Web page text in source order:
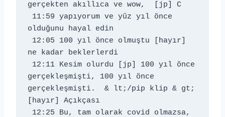
gerçekten akıllıca ve wow,
[jp] C
olduğunu hayal edin
ne kadar beklerlerdi
gerçekleşmişti, 100 yıl önce
gerçekleşmişti.
& lt;/pip klip & gt;
[hayır] Açıkçası